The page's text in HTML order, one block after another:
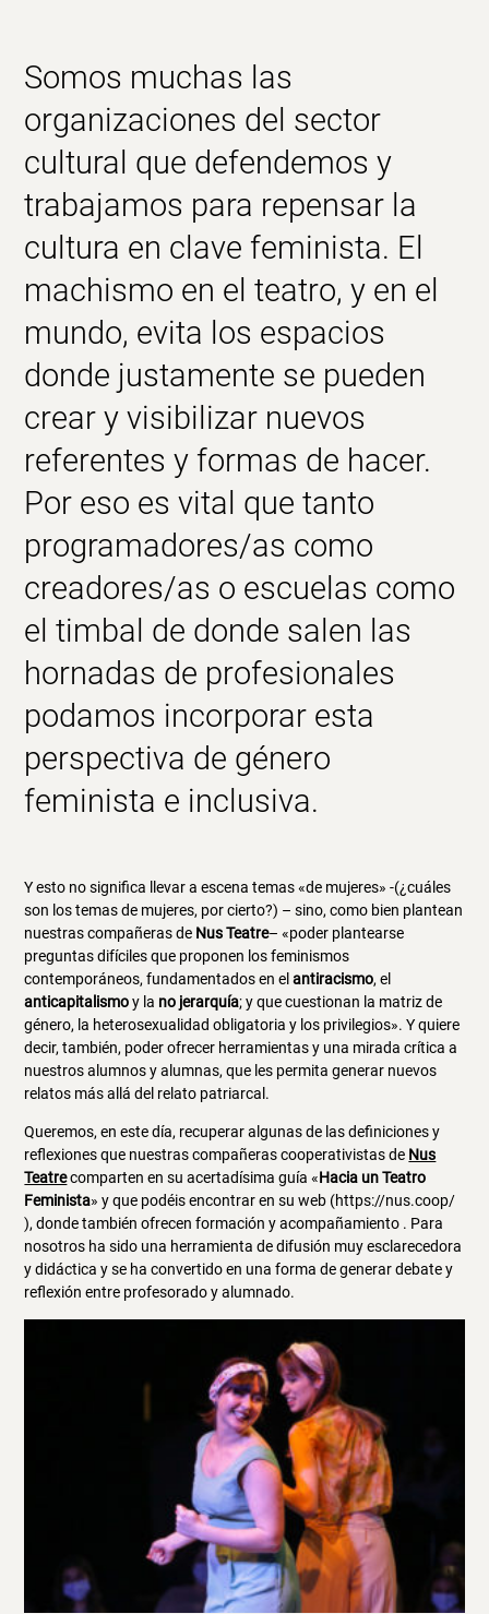
Somos muchas las
organizaciones del sector
cultural que defendemos y
trabajamos para repensar la
cultura en clave feminista. El
machismo en elteatro, y en el
mundo, evita los espacios
donde justamente se pueden
crear y visibilizar nuevos
referentes y formas de hacer.
Por eso es vital que tanto
programadores/as como
creadores/as o escuelas como
el timbal de donde salen las
hornadas de profesionales
podamos incorporar esta
perspectiva de género
feminista e inclusiva.
Y esto no significa llevar a escena temas «de mujeres» -(¿cuáles
son los temas de mujeres, por cierto?) – sino, como bien plantean
nuestras compañeras de Nus Teatre– «poder plantearse
preguntas difíciles que proponen los feminismos
contemporáneos, fundamentados en elantiracismo, el
anticapitalismoy la no jerarquía; y que cuestionan la matriz de
género, la heterosexualidad obligatoria y los privilegios». Y quiere
decir, también, poder ofrecer herramientas y una mirada crítica a
nuestros alumnos y alumnas, que les permita generar nuevos
relatos más allá del relato patriarcal.
Queremos, en este día, recuperar algunas de las definiciones y
reflexiones que nuestras compañeras cooperativistas de Nus
Teatrecomparten en su acertadísima guía «Hacia un Teatro
Feminista» y que podéis encontrar en su web (https://nus.coop/
), donde también ofrecen formación y acompañamiento . Para
nosotros ha sido una herramienta de difusión muy esclarecedora
y didáctica y se ha convertido en una forma de generar debate y
reflexión entre profesorado y alumnado.